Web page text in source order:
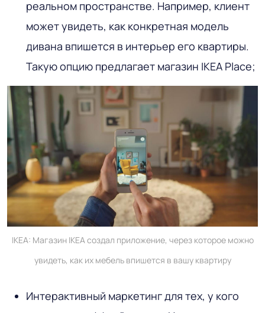
реальном пространстве. Например, клиент
может увидеть, как конкретная модель
дивана впишется в интерьер его квартиры.
Такую опцию предлагает магазин IKEA Place;
IKEA: Магазин IKEA создал приложение, через которое можно
увидеть, как их мебель впишется в вашу квартиру
Интерактивный маркетинг для тех, у кого